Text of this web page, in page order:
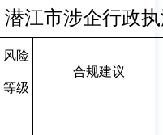
潜江市涉企行政
风险
等级
合规建议